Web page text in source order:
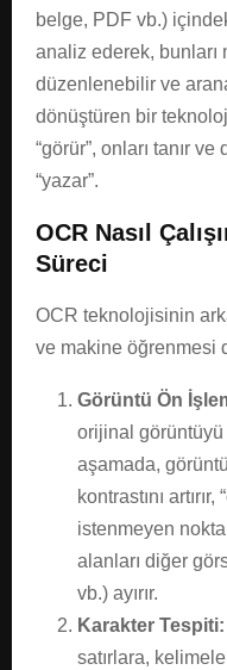
belge, PDF vb.)
analiz ederek, bunları
düzenlenebilir ve
dönüştüren bir
“görür”, onları tanır
“yazar”.
OCR Nasıl
Süreci
OCR teknolojisinin
ve makine öğrenmesi
Görüntü Ön
orijinal görüntüyü
aşamada,
kontrastını
istenmeyen
alanları diğer
vb.) ayırır.
Karakter Tespiti:
satırlara,